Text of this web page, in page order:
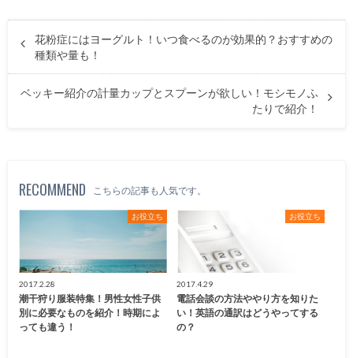
花粉症にはヨーグルト！いつ食べるのが効果的？おすすめの
種類や量も！
ベッキー紹介の計量カップとスプーンが欲しい！モシモノふ
たりで紹介！
RECOMMEND こちらの記事も人気です。
お役立ち
2017.2.28
潮干狩り服装特集！男性女性子供
別に必要なものを紹介！時期によ
っても違う！
お役立ち
2017.4.29
電話会談の方法ややり方を知りた
い！英語の通訳はどうやってする
の？